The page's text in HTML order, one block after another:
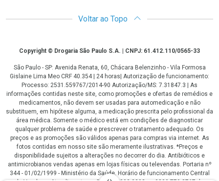
Voltar ao Topo
CopyrightCopyright © Drogaria São Paulo S.A. | CNPJ: 61.412.110/0565-33
São Paulo - SP: Avenida Renata, 60, Chácara Belenzinho - Vila Formosa
Gislaine Lima Meo CRF 40.354 | 24 horas| Autorização de funcionamento:
Processo: 2531.559767/2014-90 Autorização/MS: 7.31847.3 | As
informações contidas neste site, como promoções e ofertas de remédios e
medicamentos, não devem ser usadas para automedicação e não
substituem, em hipótese alguma, a medicação prescrita pelo profissional da
área médica. Somente o médico está em condições de diagnosticar
qualquer problema de saúde e prescrever o tratamento adequado. Os
preços e as promoções são válidos apenas para compras via internet. As
fotos contidas em nosso site são meramente ilustrativas. *Preços e
disponibilidade sujeitos a alterações no decorrer do dia. Antibióticos e
antimicrobianos vendas apenas em lojas físicas ou televendas. Portaria nº
344 - 01/02/1999 - Ministério da Saúde. Horário de funcionamento Central